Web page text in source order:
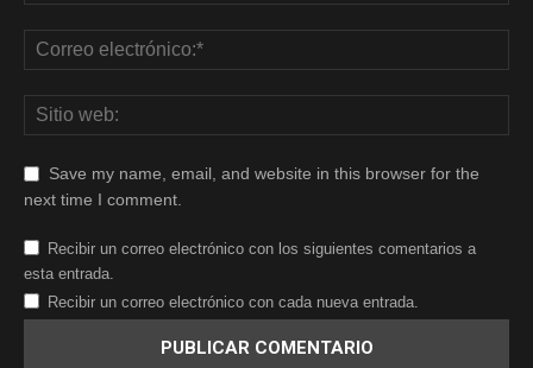
Save my name, email, and website in this browser for the
next time I comment.
Recibir un correo electrónico con los siguientes comentarios a
esta entrada.
Recibir un correo electrónico con cada nueva entrada.